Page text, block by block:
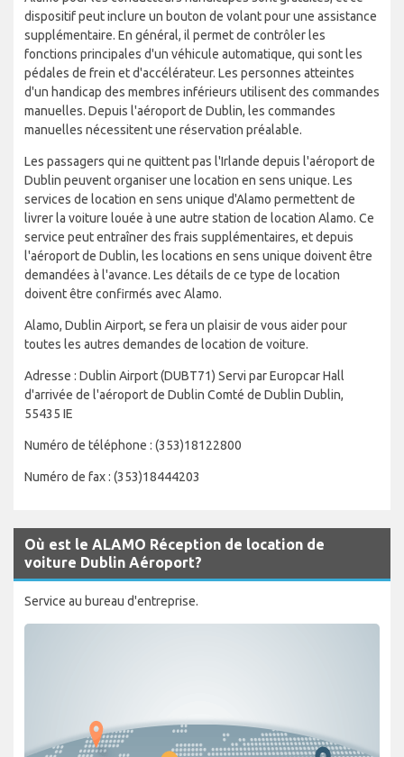
dispositif peut inclure un bouton de volant pour une assistance
supplémentaire. En général, il permet de contrôler les
fonctions principales d'un véhicule automatique, qui sont les
pédales de frein et d'accélérateur. Les personnes atteintes
d'un handicap des membres inférieurs utilisent des commandes
manuelles. Depuis l'aéroport de Dublin, les commandes
manuelles nécessitent une réservation préalable.
Les passagers qui ne quittent pas l'Irlande depuis l'aéroport de
Dublin peuvent organiser une location en sens unique. Les
services de location en sens unique d'Alamo permettent de
livrer la voiture louée à une autre station de location Alamo. Ce
service peut entraîner des frais supplémentaires, et depuis
l'aéroport de Dublin, les locations en sens unique doivent être
demandées à l'avance. Les détails de ce type de location
doivent être confirmés avec Alamo.
Alamo, Dublin Airport, se fera un plaisir de vous aider pour
toutes les autres demandes de location de voiture.
Adresse : Dublin Airport (DUBT71) Servi par Europcar Hall
d'arrivée de l'aéroport de Dublin Comté de Dublin Dublin,
55435 IE
Numéro de téléphone : (353)18122800
Numéro de fax : (353)18444203
Où est le ALAMO Réception de location de
voiture Dublin Aéroport?
Service au bureau d'entreprise.